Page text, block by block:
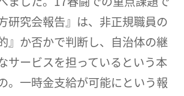
研究会報告』は、非正規職員の
』か否かで判断し、自治体の継
サービスを担っているという本
。一時金支給が可能にという報